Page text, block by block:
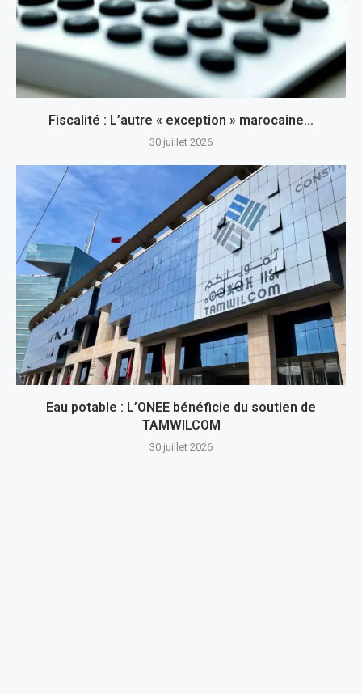
Fiscalité : L’autre « exception » marocaine…
30 juillet 2026
Eau potable : L’ONEE bénéficie du soutien de
TAMWILCOM
30 juillet 2026